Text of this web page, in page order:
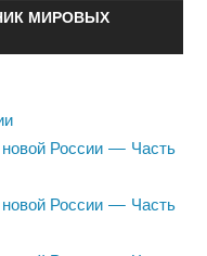
МИРОВЫХ
России — Часть
России — Часть